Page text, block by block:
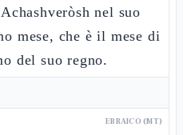
nel suo
mese, che è il mese di
del suo regno.
EBRAICO (MT)